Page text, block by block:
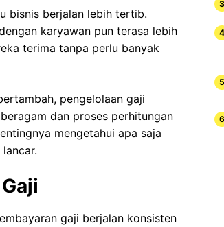
bisnis berjalan lebih tertib.
karyawan pun terasa lebih
terima tanpa perlu banyak
pengelolaan gaji
dan proses perhitungan
mengetahui apa saja
gaji berjalan konsisten